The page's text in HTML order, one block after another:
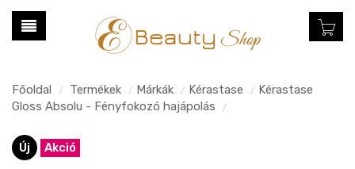
Főoldal / Termékek / Márkák / Kérastase / Kérastase
Gloss Absolu - Fényfokozó hajápolás
/
Új Akció